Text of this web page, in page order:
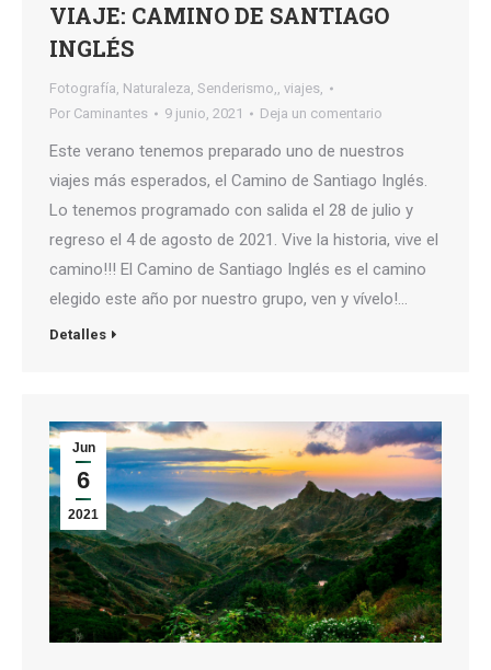
VIAJE: CAMINO DE SANTIAGO
INGLÉS
Fotografía, Naturaleza, Senderismo,, viajes,
Por Caminantes 9 junio, 2021 Deja un comentario
Este verano tenemos preparado uno de nuestros
viajes más esperados, el Camino de Santiago Inglés.
Lo tenemos programado con salida el 28 de julio y
regreso el 4 de agosto de 2021. Vive la historia, vive el
camino!!! El Camino de Santiago Inglés es el camino
elegido este año por nuestro grupo, ven y vívelo!…
Detalles
Jun
6
2021